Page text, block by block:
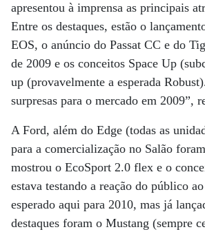
apresentou à imprensa as principais
Entre os destaques, estão o
EOS, o anúncio do Passat CC e do
de 2009 e os conceitos Space Up
up (provavelmente a esperada
surpresas para o mercado em 2009”,
A Ford, além do Edge (todas as
para a comercialização no Salão
mostrou o EcoSport 2.0 flex e o
estava testando a reação do público
esperado aqui para 2010, mas já
destaques foram o Mustang (sempre